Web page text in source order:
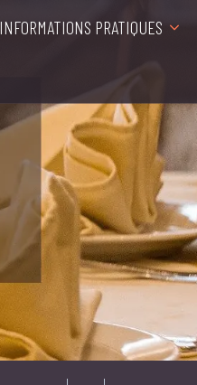
INFORMATIONS PRATIQUES